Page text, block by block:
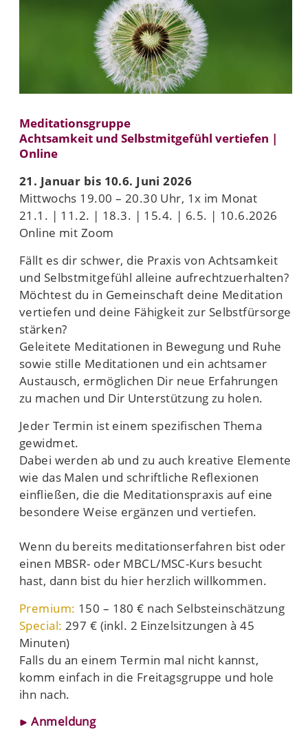
Meditationsgruppe
Achtsamkeit und Selbstmitgefühl vertiefen |
Online
21. Januar bis 10.6. Juni 2026
Mittwochs 19.00 – 20.30 Uhr, 1x im Monat
21.1. | 11.2. | 18.3. | 15.4. | 6.5. | 10.6.2026
Online mit Zoom
Fällt es dir schwer, die Praxis von Achtsamkeit
und Selbstmitgefühl alleine aufrechtzuerhalten?
Möchtest du in Gemeinschaft deine Meditation
vertiefen und deine Fähigkeit zur Selbstfürsorge
stärken?
Geleitete Meditationen in Bewegung und Ruhe
sowie stille Meditationen und ein achtsamer
Austausch, ermöglichen Dir neue Erfahrungen
zu machen und Dir Unterstützung zu holen.
Jeder Termin ist einem spezifischen Thema
gewidmet.
Dabei werden ab und zu auch kreative Elemente
wie das Malen und schriftliche Reflexionen
einfließen, die die Meditationspraxis auf eine
besondere Weise ergänzen und vertiefen.
Wenn du bereits meditationserfahren bist oder
einen MBSR- oder MBCL/MSC-Kurs besucht
hast, dann bist du hier herzlich willkommen.
Premium: 150 – 180 € nach Selbsteinschätzung
Special: 297 € (inkl. 2 Einzelsitzungen à 45
Minuten)
Falls du an einem Termin mal nicht kannst,
komm einfach in die Freitagsgruppe und hole
ihn nach.
Anmeldung